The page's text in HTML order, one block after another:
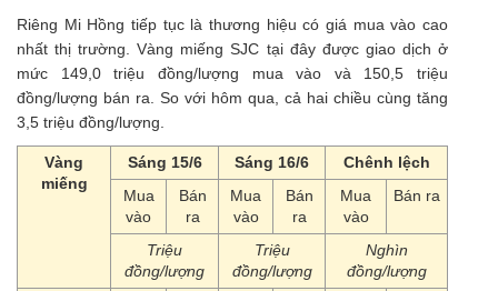
Riêng Mi Hồng tiếp tục là thương hiệu có giá mua vào cao
nhất thị trường. Vàng miếng SJC tại đây được giao dịch ở
mức 149,0 triệu đồng/lượng mua vào và 150,5 triệu
đồng/lượng bán ra. So với hôm qua, cả hai chiều cùng tăng
3,5 triệu đồng/lượng.
Vàng
miếng
Sáng 15/6 Sáng 16/6
Chênh lệch
Mua
vào
Bán
ra
Mua
vào
Bán
ra
Mua
vào
Bán ra
Triệu
đồng/lượng
Triệu
đồng/lượng
Nghìn
đồng/lượng